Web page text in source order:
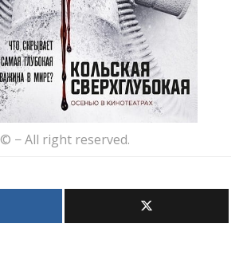
© − All right reserved.